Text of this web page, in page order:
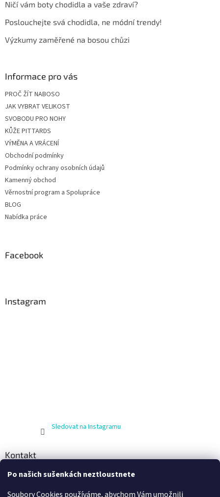
Po našich sušenkách neztloustnete
Soubory Cookies používáme, abychom Vám umožnili
Ničí vám boty chodidla a vaše zdraví?
Poslouchejte svá chodidla, ne módní trendy!
Výzkumy zaměřené na bosou chůzi
Informace pro vás
PROČ ŽÍT NABOSO
JAK VYBRAT VELIKOST
SVOBODU PRO NOHY
KŮŽE PITTARDS
VÝMĚNA A VRÁCENÍ
Obchodní podmínky
Podmínky ochrany osobních údajů
Kamenný obchod
Věrnostní program a Spolupráce
BLOG
Nabídka práce
Facebook
Instagram
Sledovat na Instagramu
Kontakt
info@zijnaboso.cz